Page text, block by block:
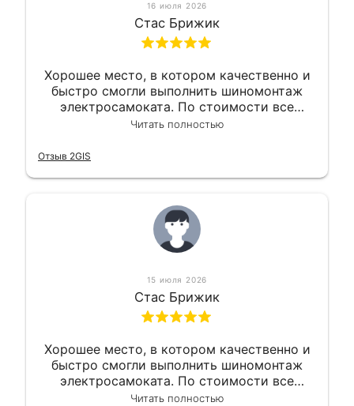
16 июля 2026
Стас Брижик
Хорошее место, в котором качественно и
быстро смогли выполнить шиномонтаж
электросамоката. По стоимости все
вышло вообще приемлемо хочу сказать.
Читать полностью
Отзыв 2GIS
15 июля 2026
Стас Брижик
Хорошее место, в котором качественно и
быстро смогли выполнить шиномонтаж
электросамоката. По стоимости все
вышло вообще приемлемо хочу сказать.
Читать полностью